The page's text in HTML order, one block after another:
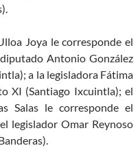
Joya le corresponde el
Antonio González
a la legisladora Fátima
XI (Santiago Ixcuintla); el
Salas le corresponde el
legislador Omar Reynoso